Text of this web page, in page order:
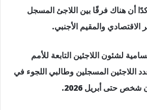
أن هناك فرقًا بين اللاجئ المسجل
والمقيم الأجنبي.
لشئون اللاجئين التابعة للأمم
اللاجئين المسجلين وطالبي اللجوء في